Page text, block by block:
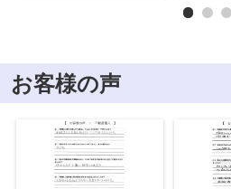
お客様の声